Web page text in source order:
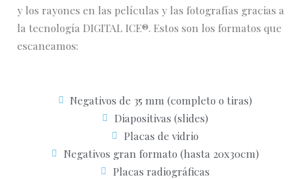
y los rayones en las películas y las fotografías gracias a
la tecnología DIGITAL ICE®. Estos son los formatos que
escaneamos:
Negativos de 35 mm (completo o tiras)
Diapositivas (slides)
Placas de vidrio
Negativos gran formato (hasta 20x30cm)
Placas radiográficas